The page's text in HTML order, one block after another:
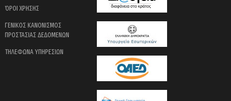
ΌΡΟΙ ΧΡΗΣΗΣ
ΓΕΝΙΚΟΣ ΚΑΝΟΝΙΣΜΟΣ
ΠΡΟΣΤΑΣΙΑΣ ΔΕΔΟΜΕΝΩΝ
ΤΗΛΕΦΩΝΑ ΥΠΗΡΕΣΙΩΝ